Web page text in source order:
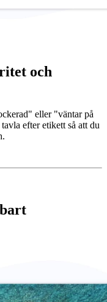
och
eller "väntar på
efter etikett så att du